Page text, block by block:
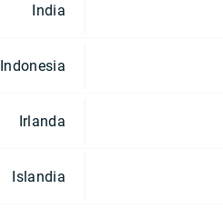
India
Indonesia
Irlanda
Islandia